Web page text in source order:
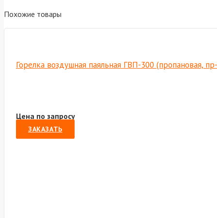
Похожие товары
Горелка воздушная паяльная ГВП-300 (пропановая,
Цена по запросу
ЗАКАЗАТЬ